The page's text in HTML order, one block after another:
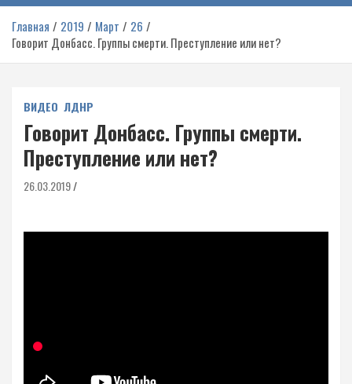
Главная 2019 Март
26
Говорит Донбасс. Группы смерти. Преступление или нет?
ВИДЕО ЛДНР
Говорит Донбасс. Группы смерти.
Преступление или нет?
26.03.2019